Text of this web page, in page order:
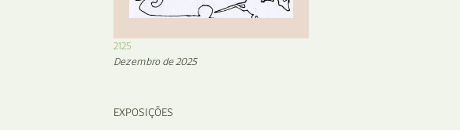
2125
Dezembro de 2025
EXPOSIÇÕES